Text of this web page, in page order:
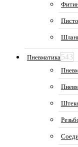
Пневматика543